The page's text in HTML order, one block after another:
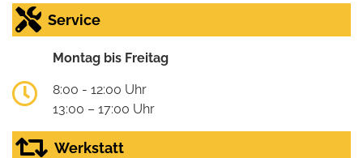
Service
Montag bis Freitag
8:00 - 12:00 Uhr
13:00 – 17:00 Uhr
Werkstatt